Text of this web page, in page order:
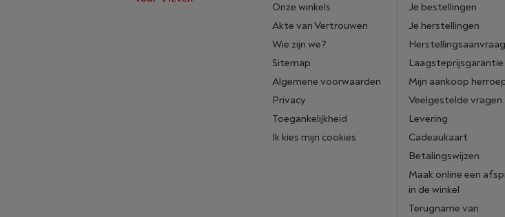
Onze winkels
Akte van Vertrouwen
Wie zijn we?
Sitemap
Algemene voorwaarden
Privacy
Toegankelijkheid
Ik kies mijn cookies
Je bestellingen
Je herstellingen
Herstellingsaanvraag
Laagsteprijsgarantie
Mijn aankoop
Veelgestelde vragen
Levering
Cadeaukaart
Betalingswijzen
Maak online een
in de winkel
Terugname van